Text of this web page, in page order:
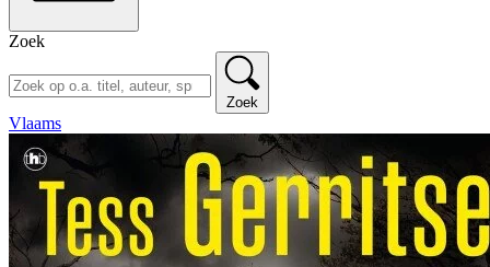
Zoek
Zoek
Vlaams